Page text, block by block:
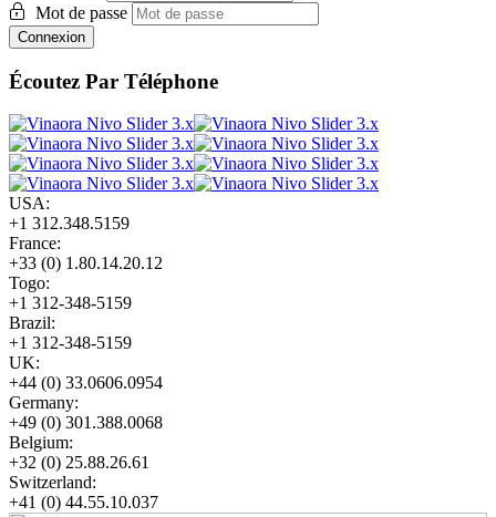
Mot de passe
Connexion
Écoutez Par Téléphone
USA:
+1 312.348.5159
France:
+33 (0) 1.80.14.20.12
Togo:
+1 312-348-5159
Brazil:
+1 312-348-5159
UK:
+44 (0) 33.0606.0954
Germany:
+49 (0) 301.388.0068
Belgium:
+32 (0) 25.88.26.61
Switzerland:
+41 (0) 44.55.10.037